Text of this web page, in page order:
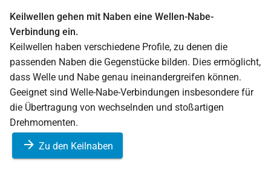
Keilwellen gehen mit Naben eine Wellen-Nabe-
Verbindung ein.
Keilwellen haben verschiedene Profile, zu denen die
passenden Naben die Gegenstücke bilden. Dies ermöglicht,
dass Welle und Nabe genau ineinandergreifen können.
Geeignet sind Welle-Nabe-Verbindungen insbesondere für
die Übertragung von wechselnden und stoßartigen
Drehmomenten.
Zu den Keilnaben